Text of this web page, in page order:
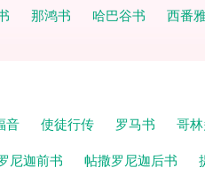
那鸿书 哈巴谷书 西番
音 使徒行传 罗马书 哥
尼迦前书 帖撒罗尼迦后书